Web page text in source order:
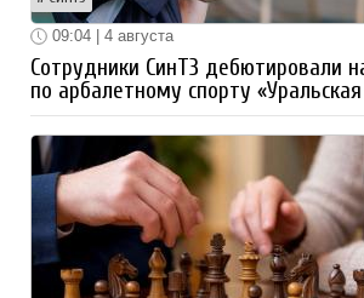
09:04 | 4 августа
Сотрудники СинТЗ дебютировали
по арбалетному спорту